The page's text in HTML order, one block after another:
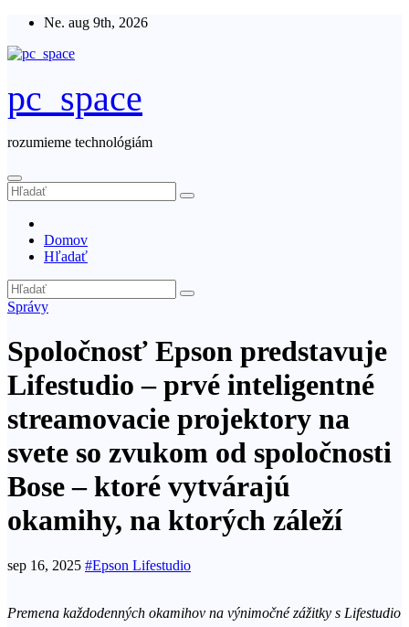
Skip
content
Ne. aug 9th, 2026
pc_space
rozumieme technológiám
Domov
Hľadať
Správy
Spoločnosť Epson predstavuje
Lifestudio – prvé inteligentné
streamovacie projektory na
svete so zvukom od spoločnosti
Bose – ktoré vytvárajú
okamihy, na ktorých záleží
sep 16, 2025 #Epson Lifestudio
Premena každodenných okamihov na výnimočné zážitky s Lifestudio